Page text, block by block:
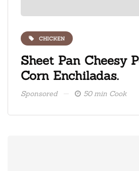
CHICKEN
Sheet Pan Cheesy
Corn Enchiladas.
Sponsored 50 min Cook